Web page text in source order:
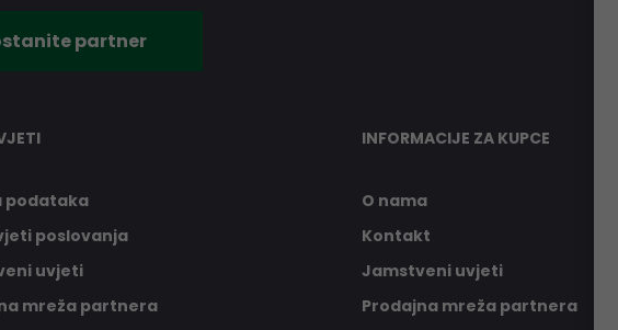
partner
podataka
poslovanja
uvjeti
mreža partnera
INFORMACIJE ZA KUPCE
O nama
Kontakt
Jamstveni uvjeti
Prodajna mreža partnera